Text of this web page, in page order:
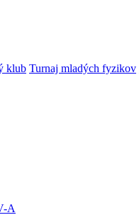
klub Turnaj mladých fyzikov
A